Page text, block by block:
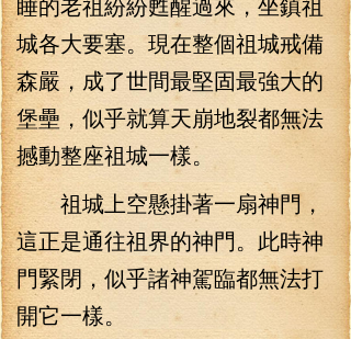
城各大要塞。現在整個祖城戒備
森嚴，成了世間最堅固最強大的
堡壘，似乎就算天崩地裂都無法
撼動整座祖城一樣。
祖城上空懸掛著一扇神門，
這正是通往祖界的神門。此時神
門緊閉，似乎諸神駕臨都無法打
開它一樣。